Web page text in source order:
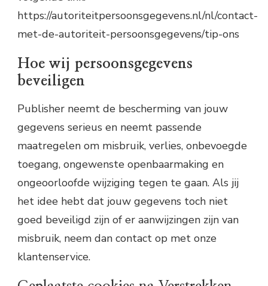
https://autoriteitpersoonsgegevens.nl/nl/contact-
met-de-autoriteit-persoonsgegevens/tip-ons
Hoe wij persoonsgegevens
beveiligen
Publisher neemt de bescherming van jouw
gegevens serieus en neemt passende
maatregelen om misbruik, verlies, onbevoegde
toegang, ongewenste openbaarmaking en
ongeoorloofde wijziging tegen te gaan. Als jij
het idee hebt dat jouw gegevens toch niet
goed beveiligd zijn of er aanwijzingen zijn van
misbruik, neem dan contact op met onze
klantenservice.